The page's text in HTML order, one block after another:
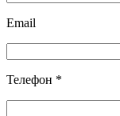
Email
Телефон *